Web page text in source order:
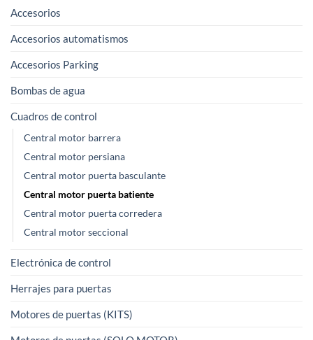
Accesorios
Accesorios automatismos
Accesorios Parking
Bombas de agua
Cuadros de control
Central motor barrera
Central motor persiana
Central motor puerta basculante
Central motor puerta batiente
Central motor puerta corredera
Central motor seccional
Electrónica de control
Herrajes para puertas
Motores de puertas (KITS)